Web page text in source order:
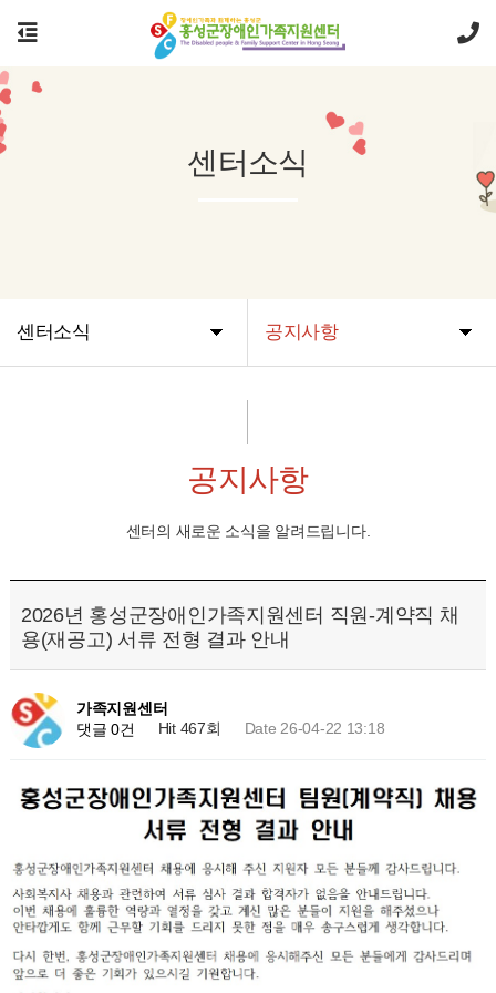
센터소식 공지사항
센터소식
공지사항
센터의 새로운 소식을 알려드립니다.
2026년 홍성군장애인가족지원센터 직원-계약직 채
용(재공고) 서류 전형 결과 안내
가족지원센터
댓글 0건
Hit 467회 Date 26-04-22 13:18